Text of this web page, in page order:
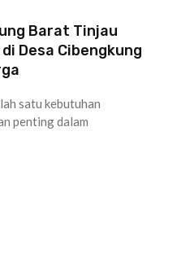
Barat Tinjau
Desa Cibengkung
satu kebutuhan
penting dalam